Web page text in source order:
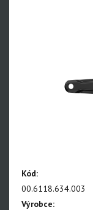
GX Eagle AXS
NX Eagle
SX Eagle
Kód:
00.6118.634.003
Výrobce: